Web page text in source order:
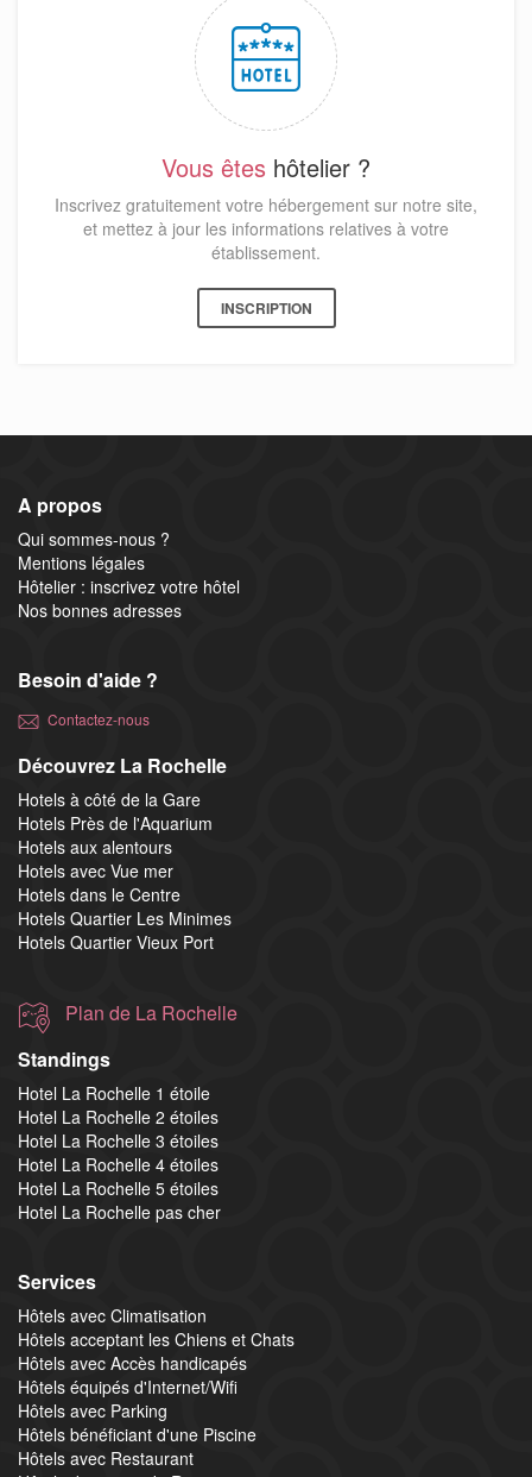
Vous êtes hôtelier ?
Inscrivez gratuitement votre hébergement sur notre site,
et mettez à jour les informations relatives à votre
établissement.
INSCRIPTION
A propos
Qui sommes-nous ?
Mentions légales
Hôtelier : inscrivez votre hôtel
Nos bonnes adresses
Besoin d'aide ?
Contactez-nous
Découvrez La Rochelle
Hotels à côté de la Gare
Hotels Près de l'Aquarium
Hotels aux alentours
Hotels avec Vue mer
Hotels dans le Centre
Hotels Quartier Les Minimes
Hotels Quartier Vieux Port
Plan de La Rochelle
Standings
Hotel La Rochelle 1 étoile
Hotel La Rochelle 2 étoiles
Hotel La Rochelle 3 étoiles
Hotel La Rochelle 4 étoiles
Hotel La Rochelle 5 étoiles
Hotel La Rochelle pas cher
Services
Hôtels avec Climatisation
Hôtels acceptant les Chiens et Chats
Hôtels avec Accès handicapés
Hôtels équipés d'Internet/Wifi
Hôtels avec Parking
Hôtels bénéficiant d'une Piscine
Hôtels avec Restaurant